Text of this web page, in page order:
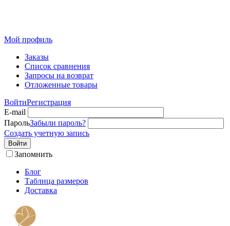
Мой профиль
Заказы
Список сравнения
Запросы на возврат
Отложенные товары
ВойтиРегистрация
E-mail
ПарольЗабыли пароль?
Создать учетную запись
Войти
Запомнить
Блог
Таблица размеров
Доставка